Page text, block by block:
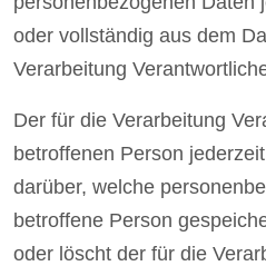
oder vollständig aus dem
Verarbeitung
Der für die Verarbeitung
betroffenen Person
darüber, welche
betroffene Person
oder löscht der für die